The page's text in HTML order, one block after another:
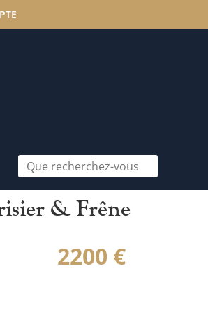
& Frêne
2200 €